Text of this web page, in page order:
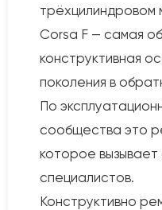
трёхцилиндровом
Corsa F — самая
конструктивная
поколения в
По
сообщества это
которое
специалистов.
Конструктивно